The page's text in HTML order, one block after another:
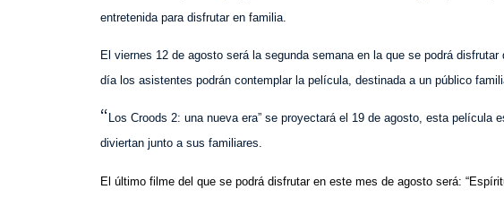
entretenida para disfrutar en familia.
El viernes 12 de agosto será la segunda semana en la que se podrá
día los asistentes podrán contemplar la película, destinada a un público
“ Los Croods 2: una nueva era” se proyectará el 19 de agosto, esta película
diviertan junto a sus familiares.
El último filme del que se podrá disfrutar en este mes de agosto será: